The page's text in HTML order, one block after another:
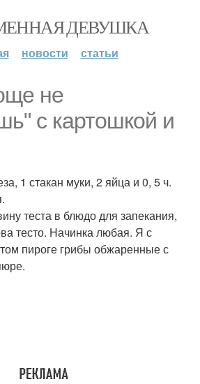
ДЕВУШКА
новости статьи
не
с картошкой и
1 стакан муки, 2 яйца и 0, 5 ч.
теста в блюдо для запекания,
тесто. Начинка любая. Я с
пироге грибы обжаренные с